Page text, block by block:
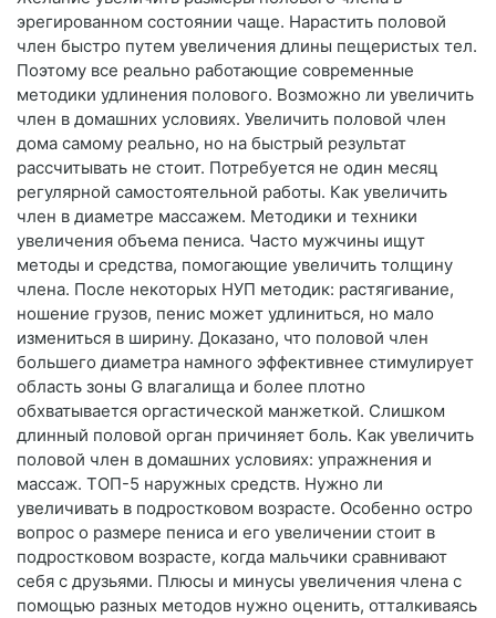
эрегированном состоянии чаще. Нарастить половой
член быстро путем увеличения длины пещеристых тел.
Поэтому все реально работающие современные
методики удлинения полового. Возможно ли увеличить
член в домашних условиях. Увеличить половой член
дома самому реально, но на быстрый результат
рассчитывать не стоит. Потребуется не один месяц
регулярной самостоятельной работы. Как увеличить
член в диаметре массажем. Методики и техники
увеличения объема пениса. Часто мужчины ищут
методы и средства, помогающие увеличить толщину
члена. После некоторых НУП методик: растягивание,
ношение грузов, пенис может удлиниться, но мало
измениться в ширину. Доказано, что половой член
большего диаметра намного эффективнее стимулирует
область зоны G влагалища и более плотно
обхватывается оргастической манжеткой. Слишком
длинный половой орган причиняет боль. Как увеличить
половой член в домашних условиях: упражнения и
массаж. ТОП-5 наружных средств. Нужно ли
увеличивать в подростковом возрасте. Особенно остро
вопрос о размере пениса и его увеличении стоит в
подростковом возрасте, когда мальчики сравнивают
себя с друзьями. Плюсы и минусы увеличения члена с
помощью разных методов нужно оценить, отталкиваясь